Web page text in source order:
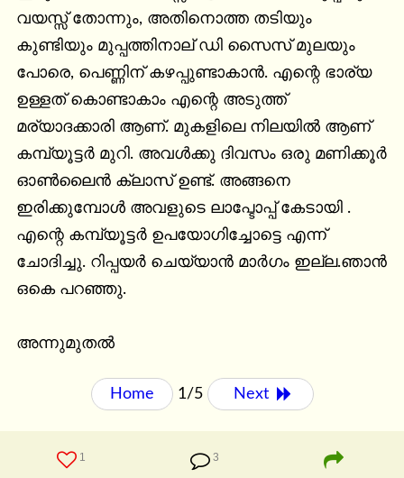
വയസ്സ് തോന്നും, അതിനൊത്ത തടിയും
കുണ്ടിയും മുപ്പത്തിനാല് ഡി സൈസ് മുലയും
പോരെ, പെണ്ണിന് കഴപ്പുണ്ടാകാൻ. എന്റെ ഭാര്യ
ഉള്ളത് കൊണ്ടാകാം എന്റെ അടുത്ത്
മര്യാദക്കാരി ആണ്. മുകളിലെ നിലയിൽ ആണ്
കമ്പ്യൂട്ടർ മുറി. അവൾക്കു ദിവസം ഒരു മണിക്കൂർ
ഓൺലൈൻ ക്ലാസ് ഉണ്ട്. അങ്ങനെ
ഇരിക്കുമ്പോൾ അവളുടെ ലാപ്ടോപ്പ് കേടായി .
എന്റെ കമ്പ്യൂട്ടർ ഉപയോഗിച്ചോട്ടെ എന്ന്
ചോദിച്ചു. റിപ്പയർ ചെയ്യാൻ മാർഗം ഇല്ല.ഞാൻ
ഒകെ പറഞ്ഞു.
അന്നുമുതൽ
Home 1/5 Next
1 3